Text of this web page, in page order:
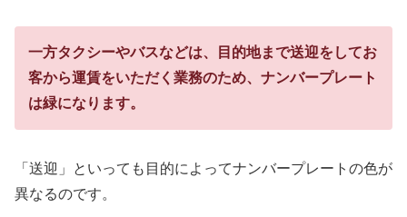
一方タクシーやバスなどは、目的地まで送迎をしてお
客から運賃をいただく業務のため、ナンバープレート
は緑になります。
「送迎」といっても目的によってナンバープレートの色が
異なるのです。